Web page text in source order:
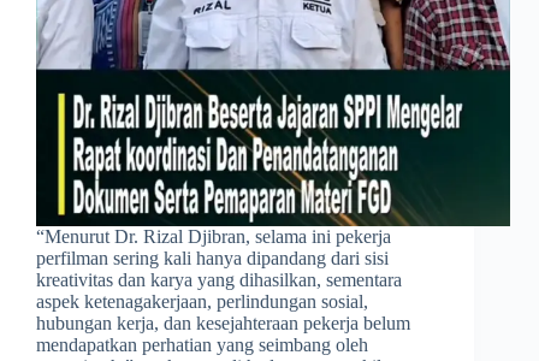
​“Menurut Dr. Rizal Djibran, selama ini pekerja
perfilman sering kali hanya dipandang dari sisi
kreativitas dan karya yang dihasilkan, sementara
aspek ketenagakerjaan, perlindungan sosial,
hubungan kerja, dan kesejahteraan pekerja belum
mendapatkan perhatian yang seimbang oleh